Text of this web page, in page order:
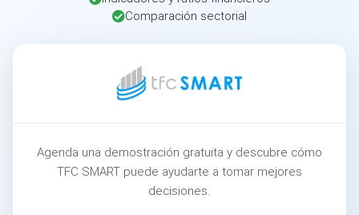
Comparación sectorial
Agenda una demostración gratuita y descubre cómo
TFC SMART puede ayudarte a tomar mejores
decisiones.